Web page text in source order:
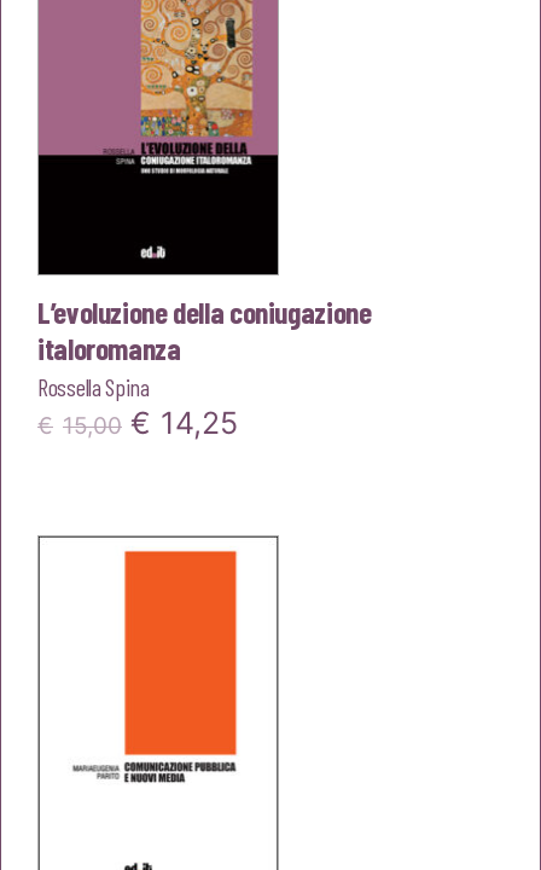
L’evoluzione della coniugazione
italoromanza
Rossella Spina
€ 15,00 Il
era:
€ 14,25
è: